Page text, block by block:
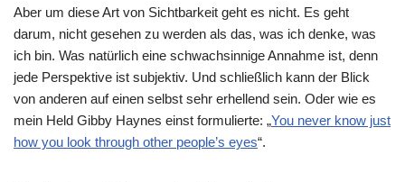
Aber um diese Art von Sichtbarkeit geht es nicht. Es geht
darum, nicht gesehen zu werden als das, was ich denke, was
ich bin. Was natürlich eine schwachsinnige Annahme ist, denn
jede Perspektive ist subjektiv. Und schließlich kann der Blick
von anderen auf einen selbst sehr erhellend sein. Oder wie es
mein Held Gibby Haynes einst formulierte: „You never know just
how you look through other people’s eyes“.